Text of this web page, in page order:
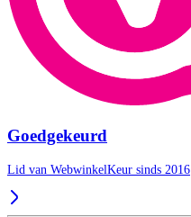
Goedgekeurd
Lid van WebwinkelKeur sinds 2016